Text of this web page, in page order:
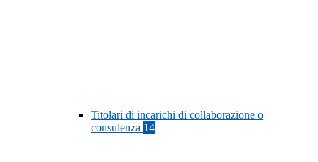
Titolari di incarichi di collaborazione o
consulenza 14